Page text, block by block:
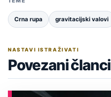
Crna rupa gravitacijski valovi
NASTAVI ISTRAŽIVATI
Povezani članci